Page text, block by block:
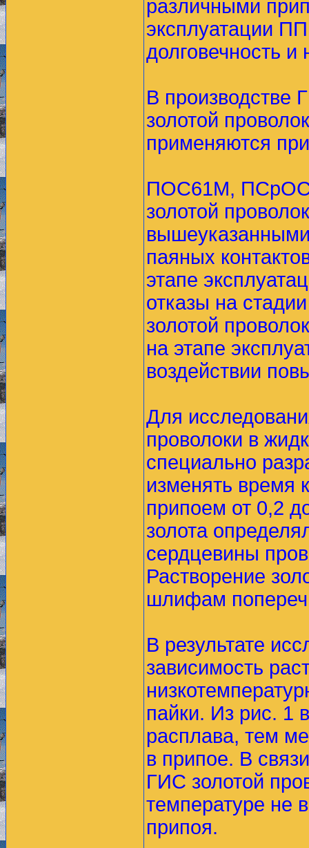
различными
эксплуатации
долговечность и
В производстве
золотой
применяются
ПОС61М,
золотой
паяных
этапе
отказы на
золотой
на этапе
воздействии
Для
проволоки в
специально
изменять время
припоем от 0,2
золота
сердцевины
Растворение
шлифам
В результате
зависимость
пайки. Из рис. 1
расплава, тем
в припое. В
ГИС золотой
температуре не
припоя.